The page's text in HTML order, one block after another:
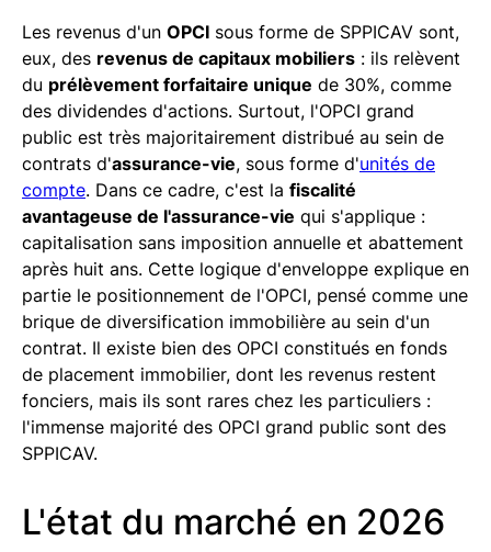
Les revenus d'un OPCI sous forme de SPPICAV sont,
eux, des revenus de capitaux mobiliers : ils relèvent
du prélèvement forfaitaire unique de 30%, comme
des dividendes d'actions. Surtout, l'OPCI grand
public est très majoritairement distribué au sein de
contrats d'assurance-vie, sous forme d'unités de
compte. Dans ce cadre, c'est la fiscalité
avantageuse de l'assurance-vie qui s'applique :
capitalisation sans imposition annuelle et abattement
après huit ans. Cette logique d'enveloppe explique en
partie le positionnement de l'OPCI, pensé comme une
brique de diversification immobilière au sein d'un
contrat. Il existe bien des OPCI constitués en fonds
de placement immobilier, dont les revenus restent
fonciers, mais ils sont rares chez les particuliers :
l'immense majorité des OPCI grand public sont des
SPPICAV.
L'état du marché en 2026